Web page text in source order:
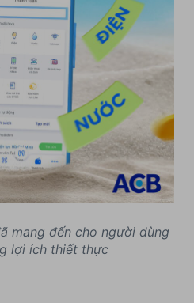
mang đến cho người dùng
lợi ích thiết thực